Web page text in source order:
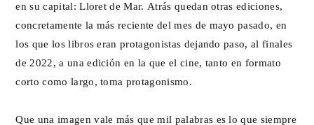
en su capital: Lloret de Mar. Atrás quedan otras ediciones,
concretamente la más reciente del mes de mayo pasado, en
los que los libros eran protagonistas dejando paso, al finales
de 2022, a una edición en la que el cine, tanto en formato
corto como largo, toma protagonismo.
Que una imagen vale más que mil palabras es lo que siempre